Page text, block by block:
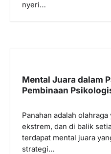
nyeri…
Mental Juara dalam
Pembinaan
Panahan adalah
ekstrem, dan di balik
terdapat mental juara
strategi…